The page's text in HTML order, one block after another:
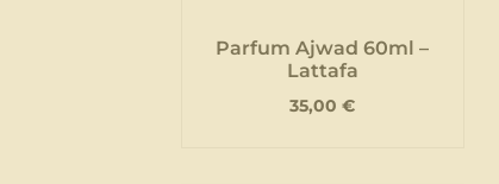
Parfum Ajwad 60ml –
Lattafa
35,00€